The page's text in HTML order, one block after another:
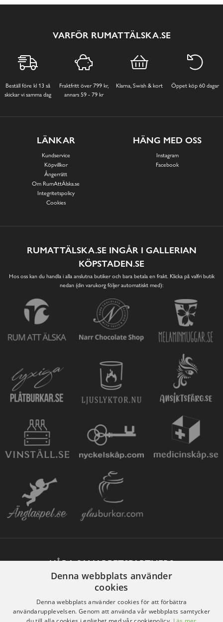
VARFÖR RUMATTÄLSKA.SE
Beställ före kl 13 så
skickar vi samma dag
Fraktfritt över 799 kr,
annars 59 - 79 kr
Klarna, Swish & kort Öppet köp 60 dagar
LÄNKAR
Kundservice
Köpvillkor
Ångerrätt
Om RumAttÄlska.se
Integritetspolicy
Cookies
HÄNG MED OSS
Instagram
Facebook
RUMATTÄLSKA.SE INGÅR I GALLERIAN
KÖPSTADEN.SE
Hos oss kan du handla i alla anslutna butiker och bara betala en frakt. Klicka på valfri butik
nedan (din varukorg följer automatiskt med):
VÅRA SAMARBETSPARTNERS
Denna webbplats använder
cookies
Denna webbplats använder cookies för att förbättra
användarupplevelsen. Genom att använda vår webbplats samtycker